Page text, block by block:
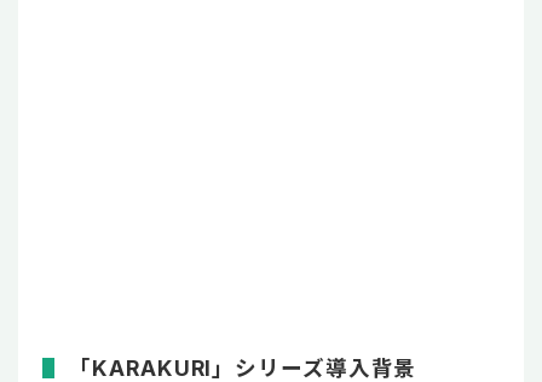
「KARAKURI」シリーズ導入背景